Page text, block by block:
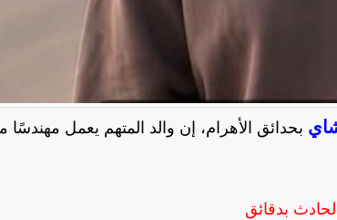
بحدائق الأهرام، إن والد المتهم يعمل مهندسًا
بدقائق